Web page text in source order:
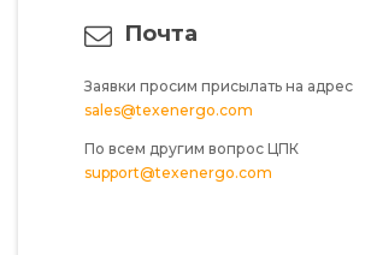
Почта
Заявки просим присылать на адрес
sales@texenergo.com
По всем другим вопрос ЦПК
support@texenergo.com